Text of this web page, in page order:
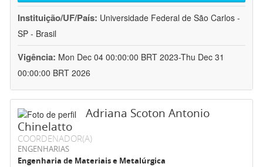
Instituição/UF/País: Universidade Federal de São Carlos -
SP - Brasil
Vigência: Mon Dec 04 00:00:00 BRT 2023-Thu Dec 31
00:00:00 BRT 2026
Adriana Scoton Antonio
Chinelatto
COORDENADOR(A)
ENGENHARIAS
Engenharia de Materiais e Metalúrgica